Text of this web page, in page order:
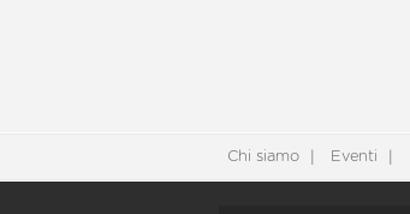
Chi siamo Eventi